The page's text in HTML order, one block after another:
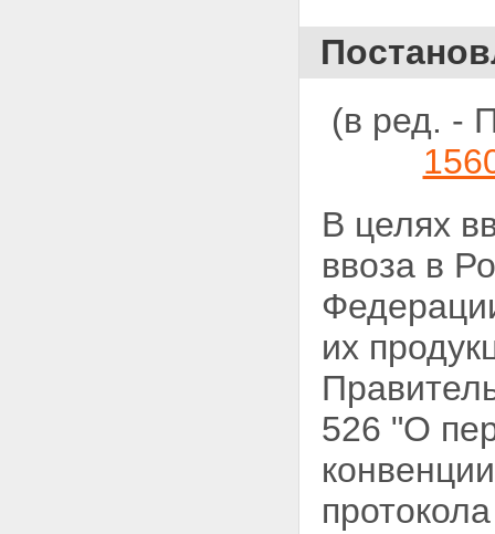
(в ред. -
В целях
ввоза в
их
526 "О